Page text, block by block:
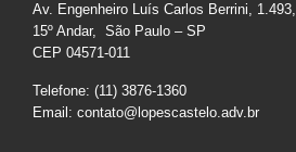
Av. Engenheiro Luís Carlos Berrini, 1.493,
15º Andar, São Paulo – SP
CEP 04571-011
Telefone: (11) 3876-1360
Email: contato@lopescastelo.adv.br